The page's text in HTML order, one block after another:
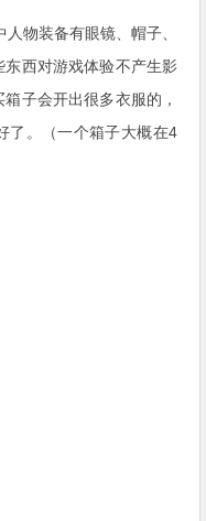
物装备有眼镜、帽子、
西对游戏体验不产生影
子会开出很多衣服的，
了。（一个箱子大概在4